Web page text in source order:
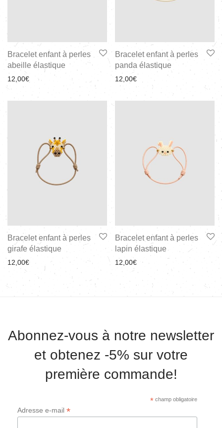
Bracelet enfant à perles
abeille élastique
12,00€
Bracelet enfant à perles
panda élastique
12,00€
Bracelet enfant à perles
girafe élastique
12,00€
Bracelet enfant à perles
lapin élastique
12,00€
Abonnez-vous à notre newsletter
et obtenez -5% sur votre
première commande!
*champ obligatoire
Adresse e-mail *